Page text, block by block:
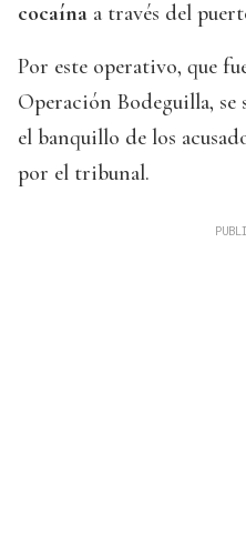
cocaína a través del
Por este operativo, que
Operación Bodeguilla, se
el banquillo de los
por el tribunal.